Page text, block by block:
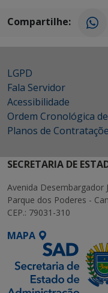
Compartilhe:
LGPD
Fala Servidor
Acessibilidade
Ordem Cronológica
Planos de
SECRETARIA DE
Avenida Desembargador
Parque dos Poderes -
CEP.: 79031-310
MAPA